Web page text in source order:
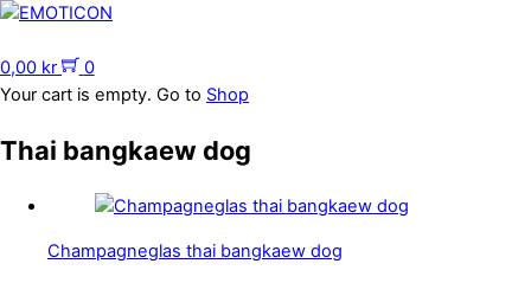
Skip
content
Menu
0,00 kr
0
Your cart is empty. Go to Shop
Thai bangkaew dog
Champagneglas thai bangkaew dog